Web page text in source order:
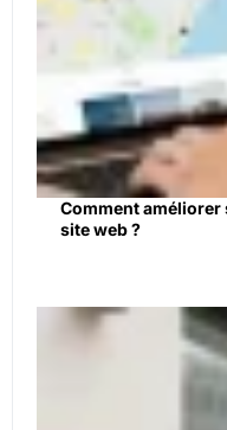
Comment améliorer
site web ?